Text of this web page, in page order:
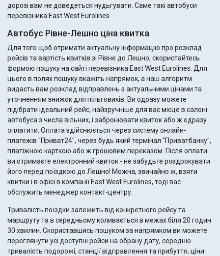
дорозі вам не доведеться нудьгувати. Саме такі автобуси
перевізника East West Eurolines.
Автобус Рівне-Лешно ціна квитка
Для того щоб отримати актуальну інформацію про розклад
рейсів та вартість квитків зі Рівне до Лешно, скористайтесь
формою пошуку на сайті перевізника East West Eurolines. Для
цього в полях пошуку вкажіть напрямок, а наш алгоритм
видасть вам розклад відправлень з актуальними цінами та
уточненням знижок для пільговиків. Ви одразу можете
підібрати ідеальний рейс, найзручніше для вас місце в салоні
автобуса з числа вільних, і забронювати квиток або ж одразу
оплатити. Оплата здійснюється через систему онлайн-
платежів "Приват24", через будь який термінал "Приватбанку",
платіжною карткою або ж грошовим переказом. Після оплати
ви отримаєте електронний квиток - не забудьте роздрокувати
його перед поїздкою до Лешно! Можна, звичайно ж, взяти
квитки і в офісі в компанії East West Eurolines, тоді вас
обслужить менеджер контакт-центру.
Тривалість поїздки залежить від конкретного рейсу та
маршруту та в середньому коливається в межах біля 20 годин
30 хвилин. Скориставшись пошуком за напрямком ви можете
переглянути усі доступні рейси на обрану дату, середню
тривалість подорожі, станції відправлення та прибуття, ціни